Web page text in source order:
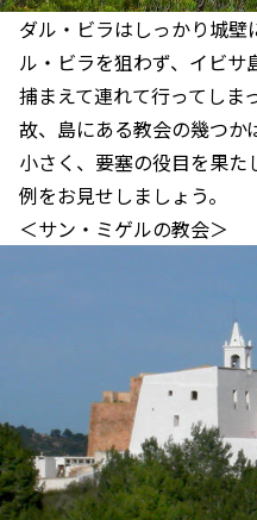
ダル・ビラはしっかり城
ル・ビラを狙わず、イビサ
捕まえて連れて行ってしま
故、島にある教会の幾つか
小さく、要塞の役目を果た
例をお見せしましょう。
＜サン・ミゲルの教会＞